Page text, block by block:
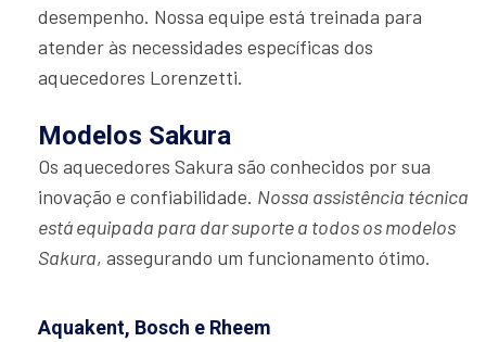
desempenho. Nossa equipe está treinada para
atender às necessidades específicas dos
aquecedores Lorenzetti.
Modelos Sakura
Os aquecedores Sakura são conhecidos por sua
inovação e confiabilidade. Nossa assistência técnica
está equipada para dar suporte a todos os modelos
Sakura, assegurando um funcionamento ótimo.
Aquakent, Bosch e Rheem